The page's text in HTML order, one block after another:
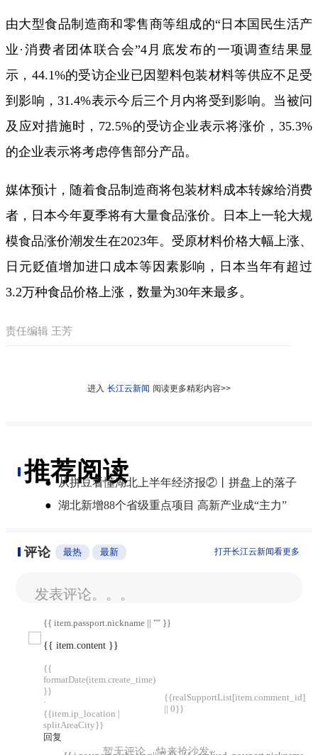
由大型食品制造商和零售商等组成的“日本国民生活产
业·消费者团体联合会”4月底发布的一项调查结果显
示，44.1%的受访企业已因塑料包装材料等供应不足受
到影响，31.4%表示今后三个月内将受到影响。当被问
及应对措施时，72.5%的受访企业表示将涨价，35.3%
的企业表示将考虑停售部分产品。
媒体预计，随着食品制造商将包装材料成本转嫁给消费
者，日本今年夏季将有大量食品涨价。日本上一轮大规
模食品涨价潮发生在2023年。受原材料价格大幅上涨、
日元贬值增加进口成本等因素影响，日本当年有超过
3.2万种食品价格上涨，数量为30年来最多。
责任编辑 王芳
进入 长江云新闻 阅读更多精彩内容>>
推荐阅读
● 从拼豆看懂湖北上半年经济报②丨拼盘上的落子
● 湖北新增88个省级重点项目 高新产业成“主力”
评论 最热 最新 打开长江云新闻看更多
发表评论。。。
{{ item.passport.nickname || "" }}
{{ item.content }}
{{
formatDate(item.create_time)
}}
·
{{item.ip_location |
splitAreaCity}}
回复
{{realSupportList[item.comment_id]
|| 0}}
暂无评论，快来抢沙发~